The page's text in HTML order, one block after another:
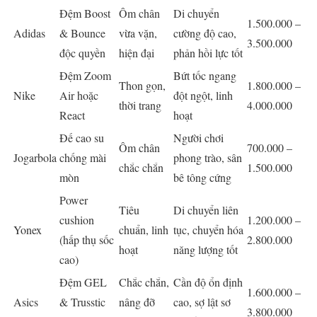
Adidas
Đệm Boost
& Bounce
độc quyền
Ôm chân
vừa vặn,
hiện đại
Di chuyển
cường độ cao,
phản hồi lực tốt
1.500.000 –
3.500.000
Nike
Đệm Zoom
Air hoặc
React
Thon gọn,
thời trang
Bứt tốc ngang
đột ngột, linh
hoạt
1.800.000 –
4.000.000
Jogarbola
Đế cao su
chống mài
mòn
Ôm chân
chắc chắn
Người chơi
phong trào, sân
bê tông cứng
700.000 –
1.500.000
Yonex
Power
cushion
(hấp thụ sốc
cao)
Tiêu
chuẩn, linh
hoạt
Di chuyển liên
tục, chuyển hóa
năng lượng tốt
1.200.000 –
2.800.000
Asics
Đệm GEL
& Trusstic
Chắc chắn,
nâng đỡ
Cần độ ổn định
cao, sợ lật sơ
1.600.000 –
3.800.000